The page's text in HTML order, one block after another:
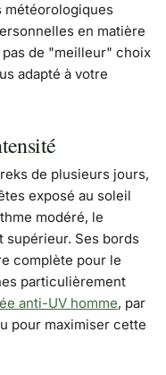
météorologiques
en matière
de "meilleur" choix
adapté à votre
de plusieurs jours,
exposé au soleil
modéré, le
supérieur. Ses bords
complète pour le
particulièrement
anti-UV homme, par
pour maximiser cette